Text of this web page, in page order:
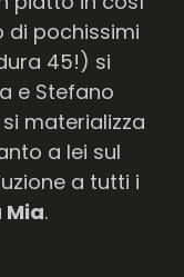
di pochissimi
45!) si
e Stefano
materializza
a lei sul
a tutti i
.